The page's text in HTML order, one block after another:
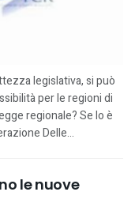
legislativa, si può
per le regioni di
regionale? Se lo è
Delle...
le nuove